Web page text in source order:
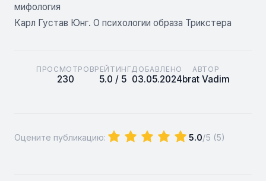
мифология
Карл Густав Юнг. О психологии образа Трикстера
ПРОСМОТРОВ
230
РЕЙТИНГ
5.0 / 5
ДОБАВЛЕНО
03.05.2024
АВТОР
brat Vadim
Оцените публикацию: 5.0/5 (5)